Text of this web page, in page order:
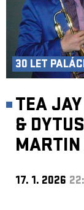
30 LET
TEA
&
17. 1. 2026